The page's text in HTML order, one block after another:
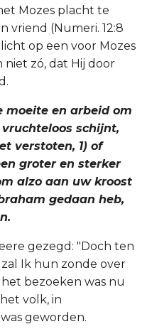
Mozes placht te
vriend (Numeri. 12:8
op een voor Mozes
niet zó, dat Hij door
moeite en arbeid om
schijnt,
verstoten, 1) of
groter en sterker
alzo aan uw kroost
gedaan heb,
gezegd: "Doch ten
Ik hun zonde over
bezoeken was nu
volk, in
geworden.